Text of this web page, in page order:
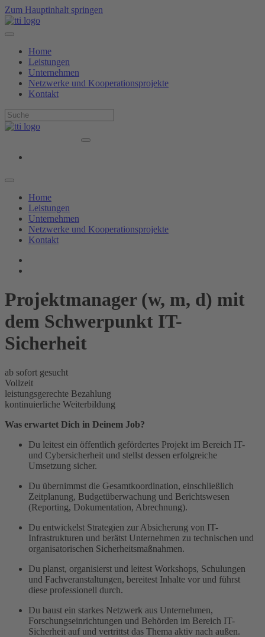
Zum Hauptinhalt springen
Home
Leistungen
Unternehmen
Netzwerke und Kooperationsprojekte
Kontakt
Home
Leistungen
Unternehmen
Netzwerke und Kooperationsprojekte
Kontakt
Projektmanager (w, m, d) mit
dem Schwerpunkt IT-
Sicherheit
ab sofort gesucht
Vollzeit
leistungsgerechte Bezahlung
kontinuierliche Weiterbildung
Was erwartet Dich in Deinem Job?
Du leitest ein öffentlich gefördertes Projekt im Bereich IT-
und Cybersicherheit und stellst dessen erfolgreiche
Umsetzung sicher.
Du übernimmst die Gesamtkoordination, einschließlich
Zeitplanung, Budgetüberwachung und Berichtswesen
(Reporting, Dokumentation, Abrechnung).
Du entwickelst Strategien zur Absicherung von IT-
Infrastrukturen und berätst Unternehmen zu technischen und
organisatorischen Sicherheitsmaßnahmen.
Du planst, organisierst und leitest Workshops, Schulungen
und Fachveranstaltungen, bereitest Inhalte vor und führst
diese professionell durch.
Du baust ein starkes Netzwerk aus Unternehmen,
Forschungseinrichtungen und Behörden im Bereich IT-
Sicherheit auf und vertrittst das Thema aktiv nach außen.